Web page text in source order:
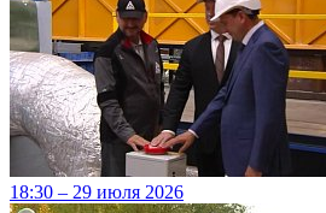
18:30 – 29 июля 2026